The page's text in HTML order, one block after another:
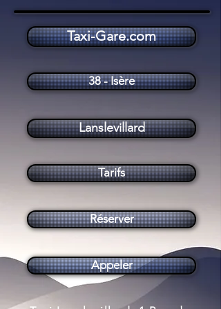
Tarifs
Taxi Lanslevillard (73480)
Lanslevillard
Taxi-Gare.com
Réserver
Appeler
38 - Isère